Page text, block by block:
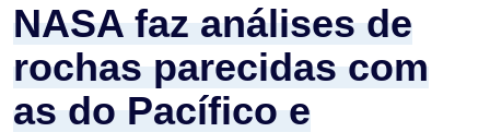
NASA faz análises de
rochas parecidas com
as do Pacífico e